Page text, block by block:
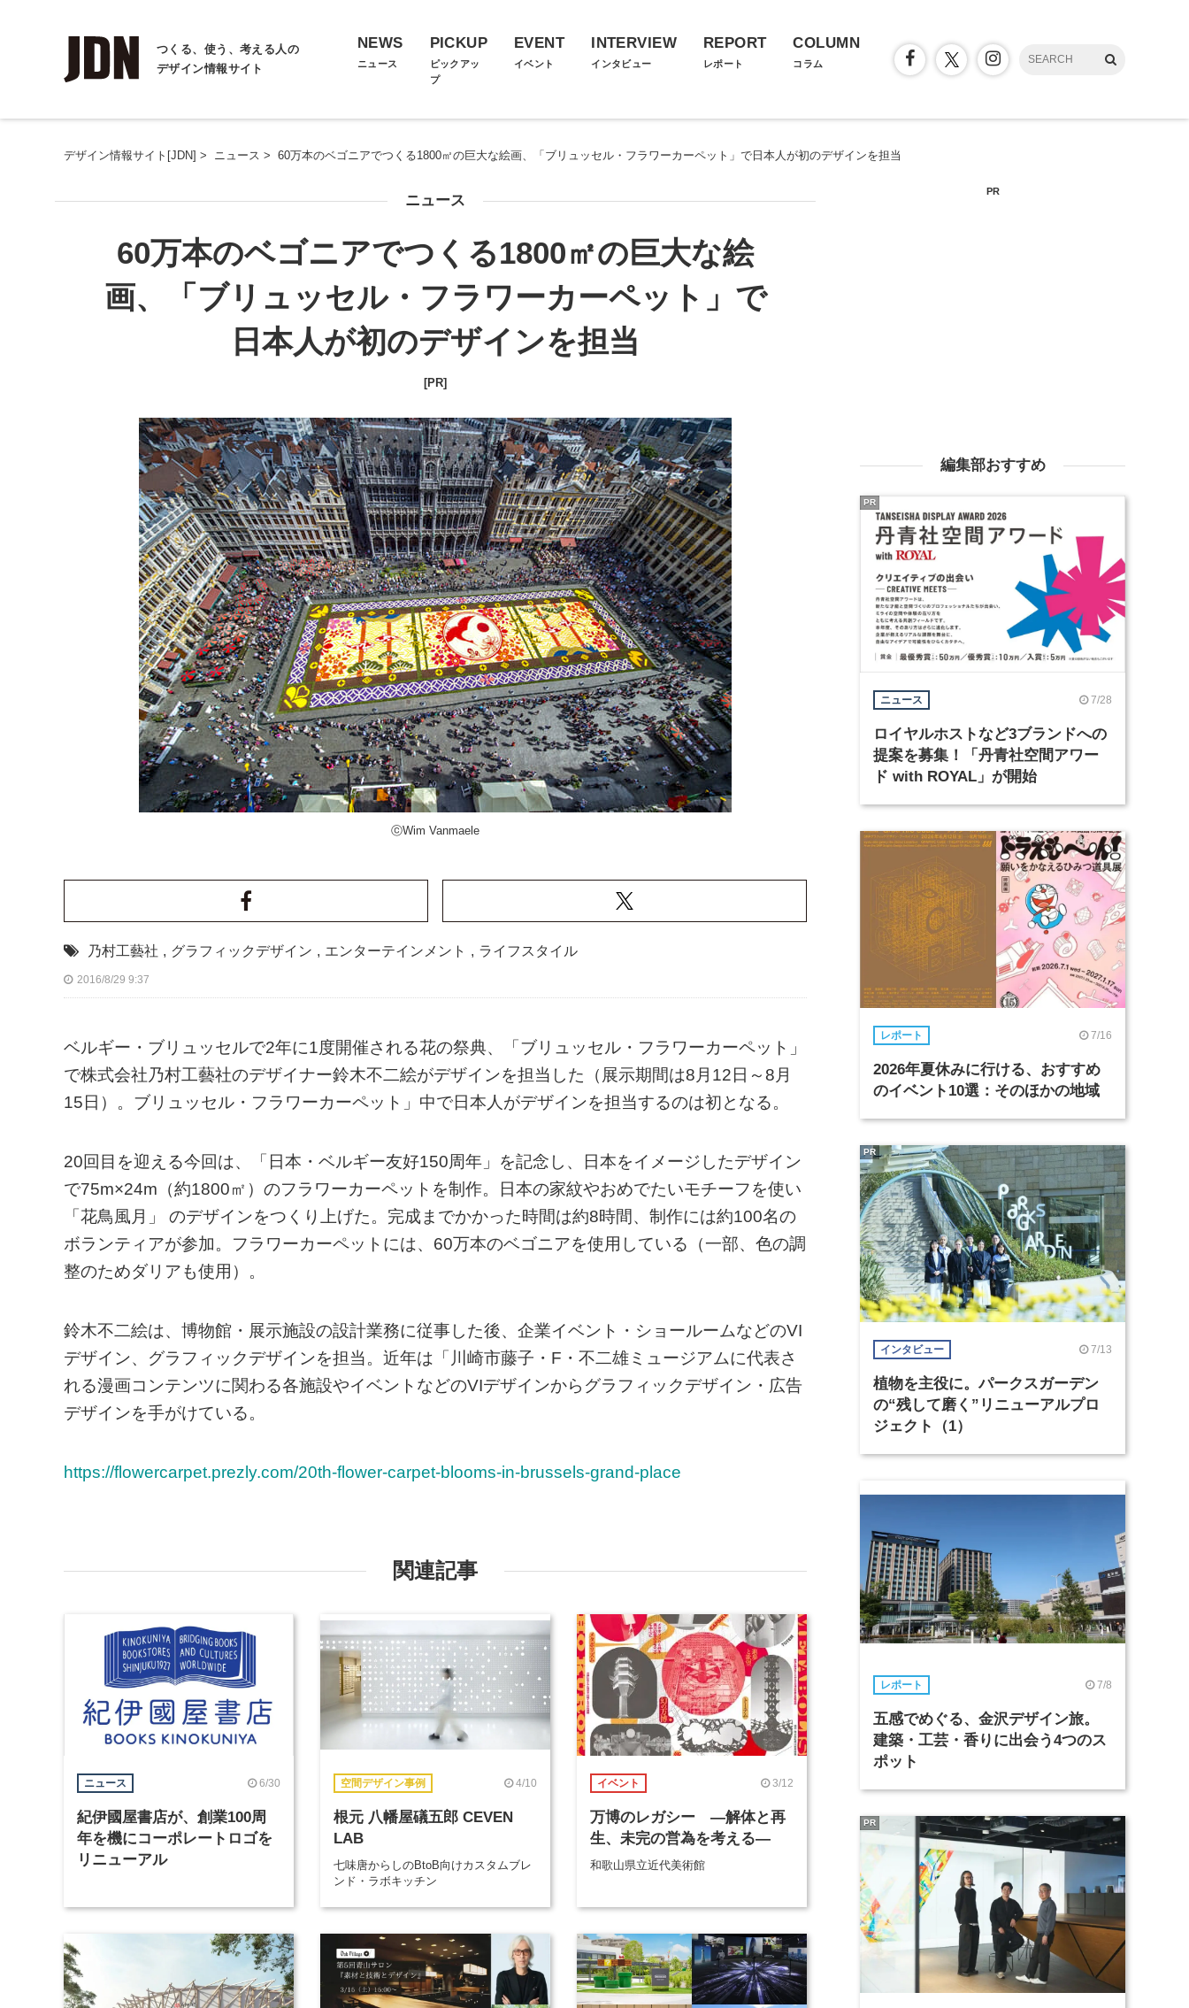
つくる、使う、考える人の
デザイン情報サイト
NEWS
ニュース
PICKUP
ピックアッ
プ
EVENT
イベント
INTERVIEW
インタビュー
REPORT
レポート
COLUMN
コラム
デザイン情報サイト[JDN] > ニュース > 60万本のベゴニアでつくる1800㎡の巨大な絵画、「ブリュッセル・フラワーカーペット」で日本人が初のデザインを担当
ニュース
60万本のベゴニアでつくる1800㎡の巨大な絵
画、「ブリュッセル・フラワーカーペット」で
日本人が初のデザインを担当
[PR]
ⓒWim Vanmaele
乃村工藝社 , グラフィックデザイン , エンターテインメント , ライフスタイル
2016/8/29 9:37
ベルギー・ブリュッセルで2年に1度開催される花の祭典、「ブリュッセル・フラワーカーペット」
で株式会社乃村工藝社のデザイナー鈴木不二絵がデザインを担当した（展示期間は8月12日～8月
15日）。ブリュッセル・フラワーカーペット」中で日本人がデザインを担当するのは初となる。
20回目を迎える今回は、「日本・ベルギー友好150周年」を記念し、日本をイメージしたデザイン
で75m×24m（約1800㎡）のフラワーカーペットを制作。日本の家紋やおめでたいモチーフを使い
「花鳥風月」 のデザインをつくり上げた。完成までかかった時間は約8時間、制作には約100名の
ボランティアが参加。フラワーカーペットには、60万本のベゴニアを使用している（一部、色の調
整のためダリアも使用）。
鈴木不二絵は、博物館・展示施設の設計業務に従事した後、企業イベント・ショールームなどのVI
デザイン、グラフィックデザインを担当。近年は「川崎市藤子・F・不二雄ミュージアムに代表さ
れる漫画コンテンツに関わる各施設やイベントなどのVIデザインからグラフィックデザイン・広告
デザインを手がけている。
https://flowercarpet.prezly.com/20th-flower-carpet-blooms-in-brussels-grand-place
関連記事
ニュース 6/30
紀伊國屋書店が、創業100周
年を機にコーポレートロゴを
リニューアル
空間デザイン事例 4/10
根元 八幡屋礒五郎 CEVEN
LAB
七味唐からしのBtoB向けカスタムブレ
ンド・ラボキッチン
イベント 3/12
万博のレガシー ―解体と再
生、未完の営為を考える―
和歌山県立近代美術館
PR
編集部おすすめ
ニュース 7/28
ロイヤルホストなど3ブランドへの
提案を募集！「丹青社空間アワー
ド with ROYAL」が開始
PR
レポート 7/16
2026年夏休みに行ける、おすすめ
のイベント10選：そのほかの地域
インタビュー 7/13
植物を主役に。パークスガーデン
の“残して磨く”リニューアルプロ
ジェクト（1）
PR
レポート 7/8
五感でめぐる、金沢デザイン旅。
建築・工芸・香りに出会う4つのス
ポット
PR